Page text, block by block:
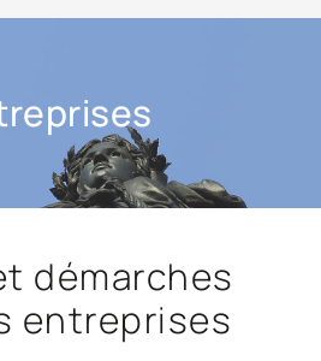
démarches
entreprises